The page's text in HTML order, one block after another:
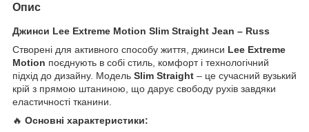
Опис
Джинси Lee Extreme Motion Slim Straight Jean – Russ
Створені для активного способу життя, джинси Lee Extreme
Motion поєднують в собі стиль, комфорт і технологічний
підхід до дизайну. Модель Slim Straight – це сучасний вузький
крій з прямою штаниною, що дарує свободу рухів завдяки
еластичності тканини.
🔥 Основні характеристики: